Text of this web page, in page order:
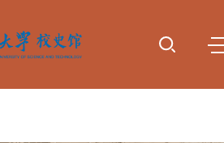
动态报